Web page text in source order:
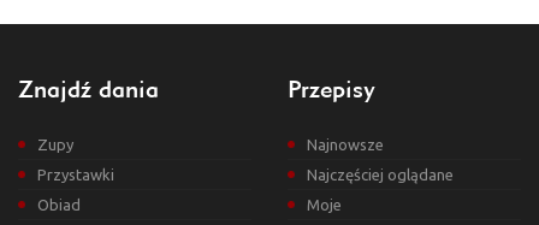
Znajdź dania
Zupy
Przystawki
Obiad
Przepisy
Najnowsze
Najczęściej oglądane
Moje